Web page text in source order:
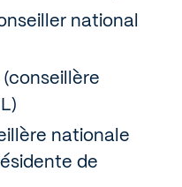
national
(conseillère
nationale
de